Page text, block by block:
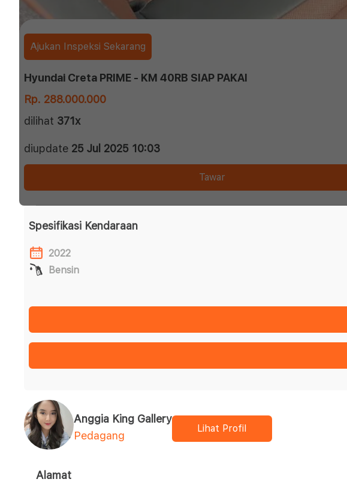
Ajukan Inspeksi Sekarang
Hyundai Creta PRIME - KM 40RB SIAP PAKAI
Rp. 288.000.000
dilihat 371x
diupdate 25 Jul 2025 10:03
Tawar
Spesifikasi Kendaraan
2022
Bensin
Anggia King Gallery
Pedagang
Lihat Profil
Alamat